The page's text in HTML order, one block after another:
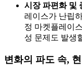
시장 파편화 및
레이스가 난립
정 마켓플레이
성 문제도 발생
변화의 파도 속,